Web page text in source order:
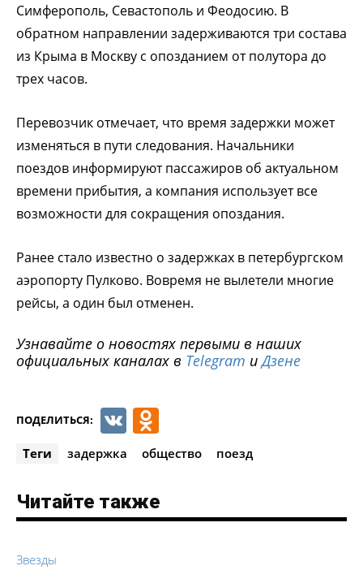
Симферополь, Севастополь и Феодосию. В
обратном направлении задерживаются три состава
из Крыма в Москву с опозданием от полутора до
трех часов.
Перевозчик отмечает, что время задержки может
изменяться в пути следования. Начальники
поездов информируют пассажиров об актуальном
времени прибытия, а компания использует все
возможности для сокращения опоздания.
Ранее стало известно о задержках в петербургском
аэропорту Пулково. Вовремя не вылетели многие
рейсы, а один был отменен.
Узнавайте о новостях первыми в наших
официальных каналах в Telegram иДзене
ПОДЕЛИТЬСЯ: VK
Теги задержка общество поезд
Читайте также
Звезды